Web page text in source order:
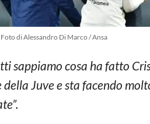
Foto di Alessandro Di Marco / Ansa
sappiamo cosa ha fatto
Juve e sta facendo